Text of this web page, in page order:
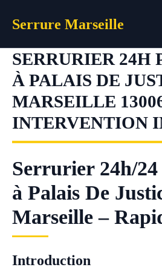
Serrure Marseille
SERRURIER 24H
À PALAIS DE
MARSEILLE
INTERVENTION
Serrurier 24h/24
à Palais De
Marseille –
Introduction